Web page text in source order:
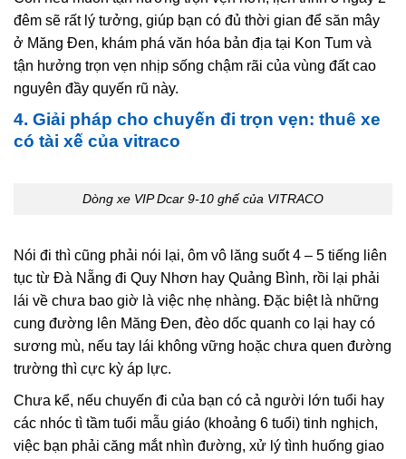
đêm sẽ rất lý tưởng, giúp bạn có đủ thời gian để săn mây
ở Măng Đen, khám phá văn hóa bản địa tại Kon Tum và
tận hưởng trọn vẹn nhịp sống chậm rãi của vùng đất cao
nguyên đầy quyến rũ này.
4. Giải pháp cho chuyến đi trọn vẹn: thuê xe
có tài xế của vitraco
Dòng xe VIP Dcar 9-10 ghế của VITRACO
Nói đi thì cũng phải nói lại, ôm vô lăng suốt 4 – 5 tiếng liên
tục từ Đà Nẵng đi Quy Nhơn hay Quảng Bình, rồi lại phải
lái về chưa bao giờ là việc nhẹ nhàng. Đặc biệt là những
cung đường lên Măng Đen, đèo dốc quanh co lại hay có
sương mù, nếu tay lái không vững hoặc chưa quen đường
trường thì cực kỳ áp lực.
Chưa kể, nếu chuyến đi của bạn có cả người lớn tuổi hay
các nhóc tì tầm tuổi mẫu giáo (khoảng 6 tuổi) tinh nghịch,
việc bạn phải căng mắt nhìn đường, xử lý tình huống giao